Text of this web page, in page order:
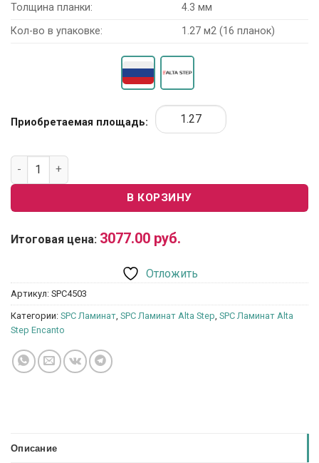
Толщина планки:
4.3 мм
Кол-во в упаковке:
1.27 м2 (16 планок)
Приобретаемая площадь:
Количество товара SPC ламинат Alta Step Encanto
В КОРЗИНУ
Итоговая цена: 3077.00 руб.
Отложить
Артикул: SPC4503
Категории: SPC Ламинат SPC Ламинат Alta Step SPC Ламинат Alta
Step Encanto
Описание